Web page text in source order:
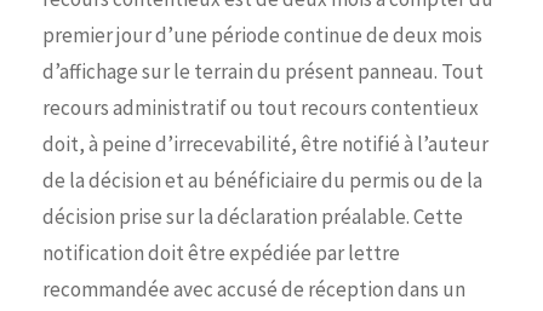
premier jour d’une période continue de deux mois
d’affichage sur le terrain du présent panneau. Tout
recours administratif ou tout recours contentieux
doit, à peine d’irrecevabilité, être notifié à l’auteur
de la décision et au bénéficiaire du permis ou de la
décision prise sur la déclaration préalable. Cette
notification doit être expédiée par lettre
recommandée avec accusé de réception dans un